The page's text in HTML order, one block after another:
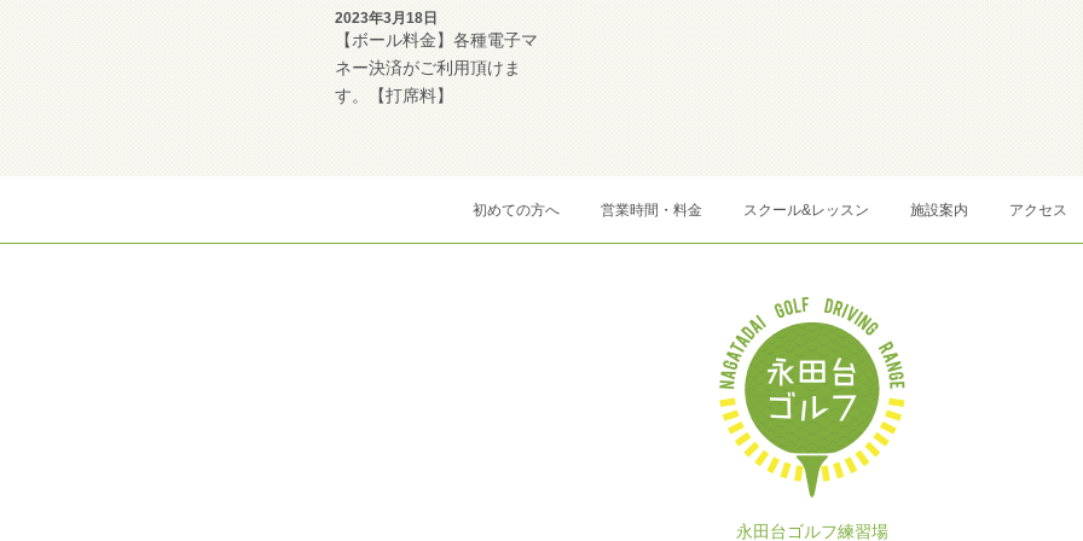
2023年3月18日
【ボール料金】各種電子マ
ネー決済がご利用頂けま
す。【打席料】
初めての方へ 営業時間・料金 スクール&レッスン 施設案内 アクセス
永田台ゴルフ練習場